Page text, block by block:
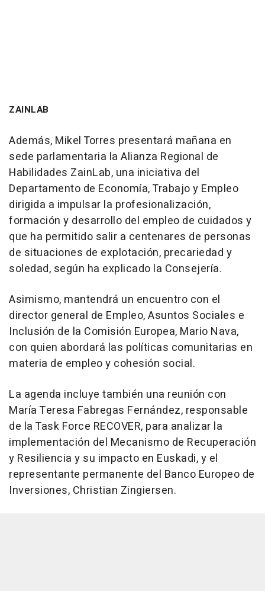
ZAINLAB
Además, Mikel Torres presentará mañana en
sede parlamentaria la Alianza Regional de
Habilidades ZainLab, una iniciativa del
Departamento de Economía, Trabajo y Empleo
dirigida a impulsar la profesionalización,
formación y desarrollo del empleo de cuidados y
que ha permitido salir a centenares de personas
de situaciones de explotación, precariedad y
soledad, según ha explicado la Consejería.
Asimismo, mantendrá un encuentro con el
director general de Empleo, Asuntos Sociales e
Inclusión de la Comisión Europea, Mario Nava,
con quien abordará las políticas comunitarias en
materia de empleo y cohesión social.
La agenda incluye también una reunión con
María Teresa Fabregas Fernández, responsable
de la Task Force RECOVER, para analizar la
implementación del Mecanismo de Recuperación
y Resiliencia y su impacto en Euskadi, y el
representante permanente del Banco Europeo de
Inversiones, Christian Zingiersen.